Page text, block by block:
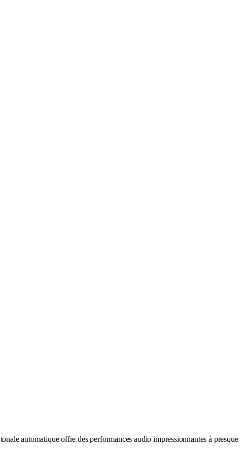
tonale automatique offre des performances audio impressionnantes à presque